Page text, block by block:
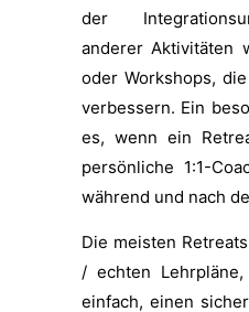
der
anderer Aktivitäten
oder Workshops,
verbessern. Ein
es, wenn ein
persönliche 1:1-
während und nach
Die meisten
/ echten
einfach, einen